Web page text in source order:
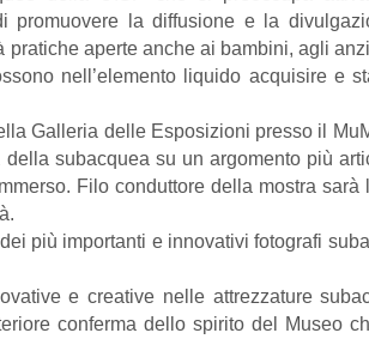
promuovere la diffusione e la
aperte anche ai bambini, agli
nell’elemento liquido acquisire e
Galleria delle Esposizioni presso il
subacquea su un argomento più
Filo conduttore della mostra sarà
più importanti e innovativi fotografi
e creative nelle attrezzature
conferma dello spirito del Museo